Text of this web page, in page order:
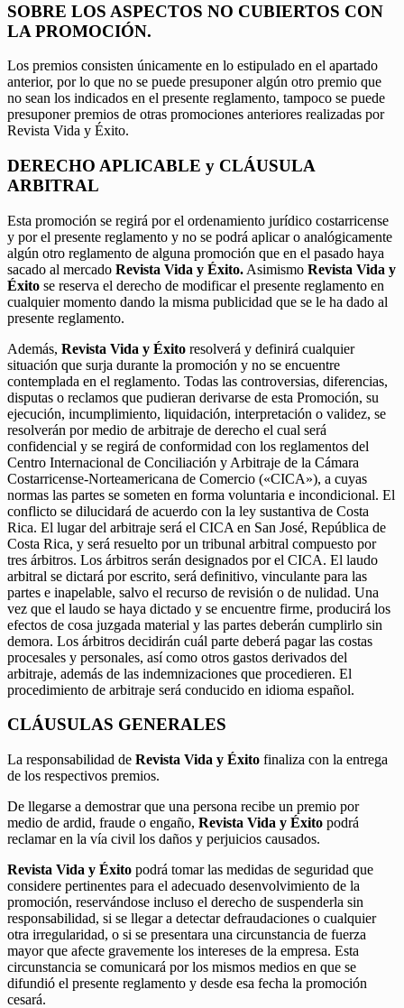
SOBRE LOS ASPECTOS NO CUBIERTOS CON
LA PROMOCIÓN.
Los premios consisten únicamente en lo estipulado en el apartado
anterior, por lo que no se puede presuponer algún otro premio que
no sean los indicados en el presente reglamento, tampoco se puede
presuponer premios de otras promociones anteriores realizadas por
Revista Vida y Éxito.
DERECHO APLICABLE y CLÁUSULA
ARBITRAL
Esta promoción se regirá por el ordenamiento jurídico costarricense
y por el presente reglamento y no se podrá aplicar o analógicamente
algún otro reglamento de alguna promoción que en el pasado haya
sacado al mercado Revista Vida y Éxito. Asimismo Revista Vida y
Éxito se reserva el derecho de modificar el presente reglamento en
cualquier momento dando la misma publicidad que se le ha dado al
presente reglamento.
Además, Revista Vida y Éxito resolverá y definirá cualquier
situación que surja durante la promoción y no se encuentre
contemplada en el reglamento. Todas las controversias, diferencias,
disputas o reclamos que pudieran derivarse de esta Promoción, su
ejecución, incumplimiento, liquidación, interpretación o validez, se
resolverán por medio de arbitraje de derecho el cual será
confidencial y se regirá de conformidad con los reglamentos del
Centro Internacional de Conciliación y Arbitraje de la Cámara
Costarricense-Norteamericana de Comercio («CICA»), a cuyas
normas las partes se someten en forma voluntaria e incondicional. El
conflicto se dilucidará de acuerdo con la ley sustantiva de Costa
Rica. El lugar del arbitraje será el CICA en San José, República de
Costa Rica, y será resuelto por un tribunal arbitral compuesto por
tres árbitros. Los árbitros serán designados por el CICA. El laudo
arbitral se dictará por escrito, será definitivo, vinculante para las
partes e inapelable, salvo el recurso de revisión o de nulidad. Una
vez que el laudo se haya dictado y se encuentre firme, producirá los
efectos de cosa juzgada material y las partes deberán cumplirlo sin
demora. Los árbitros decidirán cuál parte deberá pagar las costas
procesales y personales, así como otros gastos derivados del
arbitraje, además de las indemnizaciones que procedieren. El
procedimiento de arbitraje será conducido en idioma español.
CLÁUSULAS GENERALES
La responsabilidad de Revista Vida y Éxito finaliza con la entrega
de los respectivos premios.
De llegarse a demostrar que una persona recibe un premio por
medio de ardid, fraude o engaño, Revista Vida y Éxito podrá
reclamar en la vía civil los daños y perjuicios causados.
Revista Vida y Éxito podrá tomar las medidas de seguridad que
considere pertinentes para el adecuado desenvolvimiento de la
promoción, reservándose incluso el derecho de suspenderla sin
responsabilidad, si se llegar a detectar defraudaciones o cualquier
otra irregularidad, o si se presentara una circunstancia de fuerza
mayor que afecte gravemente los intereses de la empresa. Esta
circunstancia se comunicará por los mismos medios en que se
difundió el presente reglamento y desde esa fecha la promoción
cesará.